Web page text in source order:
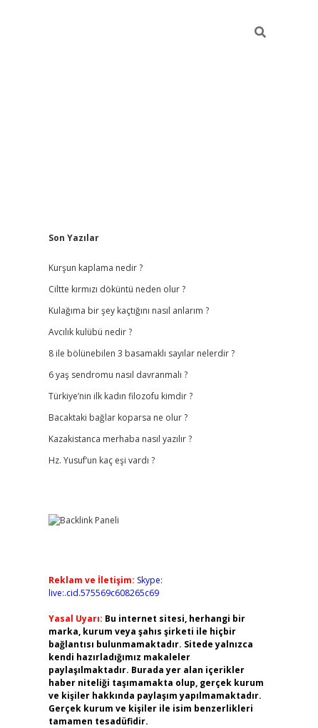
Sidebar
Son Yazılar
Kurşun kaplama nedir ?
Ciltte kırmızı döküntü neden olur ?
Kulağıma bir şey kaçtığını nasıl anlarım ?
Avcılık kulübü nedir ?
8 ile bölünebilen 3 basamaklı sayılar nelerdir ?
6 yaş sendromu nasıl davranmalı ?
Türkiye’nin ilk kadın filozofu kimdir ?
Bacaktaki bağlar koparsa ne olur ?
Kazakistanca merhaba nasıl yazılır ?
Hz. Yusuf’un kaç eşi vardı ?
Reklam ve İletişim: Skype:
live:.cid.575569c608265c69
Yasal Uyarı: Bu internet sitesi, herhangi bir
marka, kurum veya şahıs şirketi ile hiçbir
bağlantısı bulunmamaktadır. Sitede yalnızca
kendi hazırladığımız makaleler
paylaşılmaktadır. Burada yer alan içerikler
haber niteliği taşımamakta olup, gerçek kurum
ve kişiler hakkında paylaşım yapılmamaktadır.
Gerçek kurum ve kişiler ile isim benzerlikleri
tamamen tesadüfidir.
ilbethiltonbet